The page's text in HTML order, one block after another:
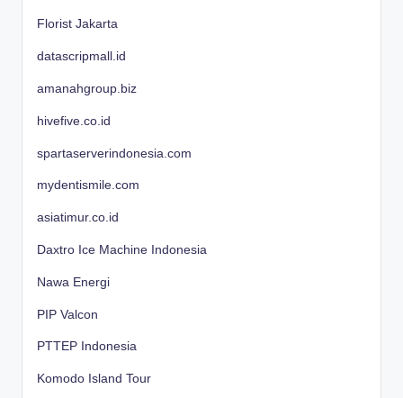
Florist Jakarta
datascripmall.id
amanahgroup.biz
hivefive.co.id
spartaserverindonesia.com
mydentismile.com
asiatimur.co.id
Daxtro Ice Machine Indonesia
Nawa Energi
PIP Valcon
PTTEP Indonesia
Komodo Island Tour